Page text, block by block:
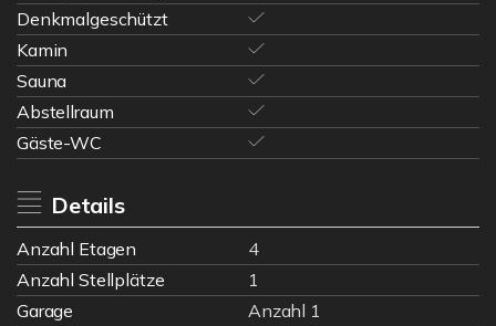
Denkmalgeschützt
Kamin
Sauna
Abstellraum
Gäste-WC
Details
Anzahl Etagen
4
Anzahl Stellplätze
1
Garage
Anzahl 1